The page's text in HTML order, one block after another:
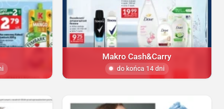
Makro Cash&Carry
do końca 14 dni